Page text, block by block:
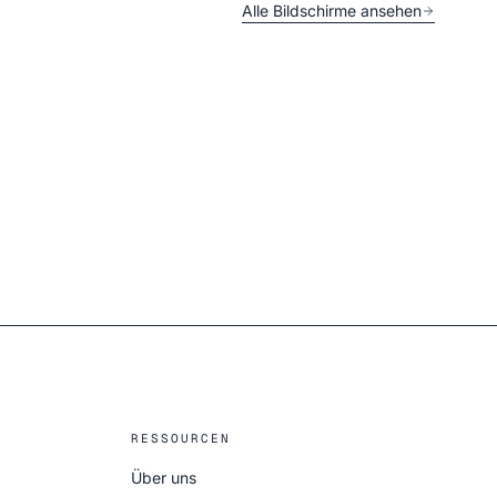
Alle Bildschirme ansehen
RESSOURCEN
Über uns